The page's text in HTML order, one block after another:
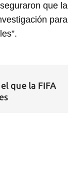
que la
para
que la FIFA